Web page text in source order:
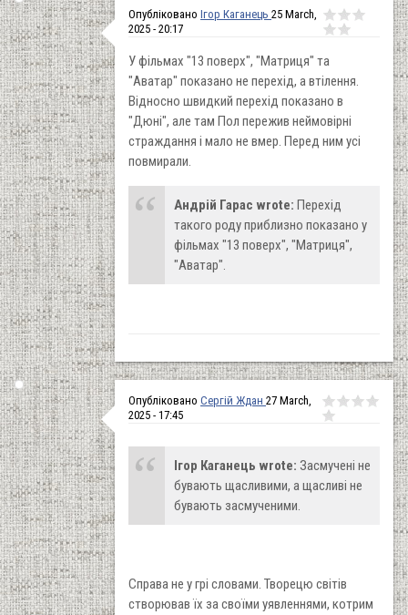
Опубліковано Ігор Каганець 25 March,
2025 - 20:17
У фільмах "13 поверх", "Матриця" та
"Аватар" показано не перехід, а втілення.
Відносно швидкий перехід показано в
"Дюні", але там Пол пережив неймовірні
страждання і мало не вмер. Перед ним усі
повмирали.
Андрій Гарас wrote: Перехід
такого роду приблизно показано у
фільмах "13 поверх", "Матриця",
"Аватар".
Опубліковано Сергій Ждан 27 March,
2025 - 17:45
Ігор Каганець wrote: Засмучені не
бувають щасливими, а щасливі не
бувають засмученими.
Справа не у грі словами. Творецю світів
створював їх за своїми уявленнями, котрим